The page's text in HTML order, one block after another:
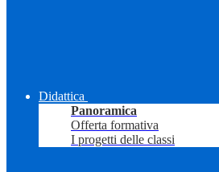
Didattica
Panoramica
Offerta formativa
I progetti delle classi